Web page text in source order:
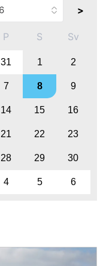
>
P S Sv
31 1 2
7 8 9
14 15 16
21 22 23
28 29 30
4 5 6